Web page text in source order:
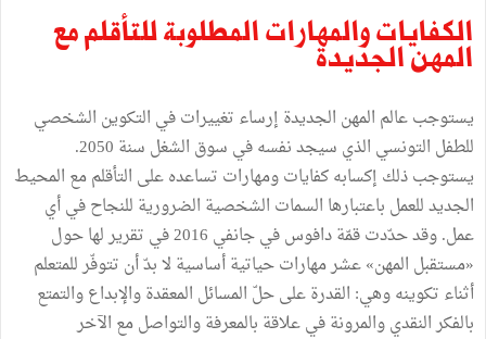
الكفايات والمهارات المطلوبة للتأقلم مع
المهن الجديدة
يستوجب عالم المهن الجديدة إرساء تغييرات في التكوين الشخصي
للطفل التونسي الذي سيجد نفسه في سوق الشغل سنة 2050.
يستوجب ذلك إكسابه كفايات ومهارات تساعده على التأقلم مع المحيط
الجديد للعمل باعتبارها السمات الشخصية الضرورية للنجاح في أي
عمل. وقد حدّدت قمّة دافوس في جانفي 2016 في تقرير لها حول
«مستقبل المهن» عشر مهارات حياتية أساسية لا بدّ أن تتوفّر للمتعلم
أثناء تكوينه وهي: القدرة على حلّ المسائل المعقدة والإبداع والتمتع
بالفكر النقدي والمرونة في علاقة بالمعرفة والتواصل مع الآخر